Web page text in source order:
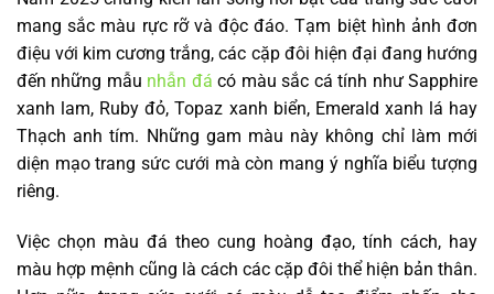
mang sắc màu rực rỡ và độc đáo. Tạm biệt hình ảnh đơn
điệu với kim cương trắng, các cặp đôi hiện đại đang hướng
đến những mẫu nhẫn đá có màu sắc cá tính như Sapphire
xanh lam, Ruby đỏ, Topaz xanh biển, Emerald xanh lá hay
Thạch anh tím. Những gam màu này không chỉ làm mới
diện mạo trang sức cưới mà còn mang ý nghĩa biểu tượng
riêng.
Việc chọn màu đá theo cung hoàng đạo, tính cách, hay
màu hợp mệnh cũng là cách các cặp đôi thể hiện bản thân.